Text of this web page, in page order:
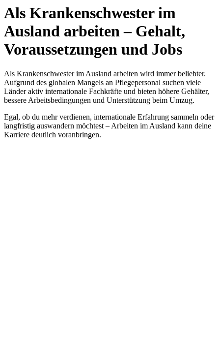
Als Krankenschwester im
Ausland arbeiten – Gehalt,
Voraussetzungen und Jobs
Als Krankenschwester im Ausland arbeiten wird immer beliebter.
Aufgrund des globalen Mangels an Pflegepersonal suchen viele
Länder aktiv internationale Fachkräfte und bieten höhere Gehälter,
bessere Arbeitsbedingungen und Unterstützung beim Umzug.
Egal, ob du mehr verdienen, internationale Erfahrung sammeln oder
langfristig auswandern möchtest – Arbeiten im Ausland kann deine
Karriere deutlich voranbringen.